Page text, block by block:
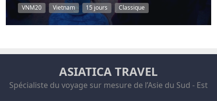
VNM20 Vietnam 15 jours Classique
ASIATICA TRAVEL
Spécialiste du voyage sur mesure de l’Asie du Sud - Est